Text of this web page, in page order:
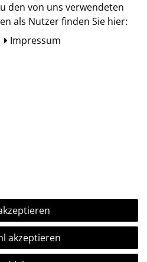
• Alle Rechte vorbehalten.
den von uns verwendeten
als Nutzer finden Sie hier:
Impressum
akzeptieren